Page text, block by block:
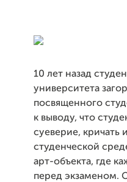
10 лет назад
университета
посвященного
к выводу, что
суеверие, кричать
студенческой
арт-объекта, где
перед экзаменом.